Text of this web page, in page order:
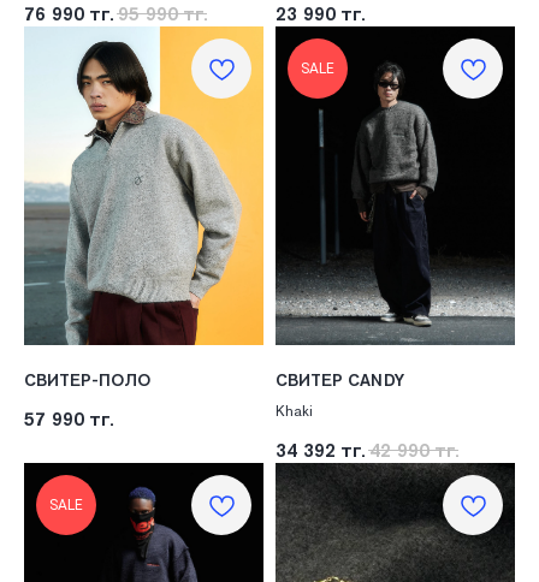
76 990 тг. 95 990 тг. 23 990 тг.
СВИТЕР-ПОЛО
57 990 тг.
SALE
СВИТЕР CANDY
Khaki
34 392 тг. 42 990 тг.
SALE